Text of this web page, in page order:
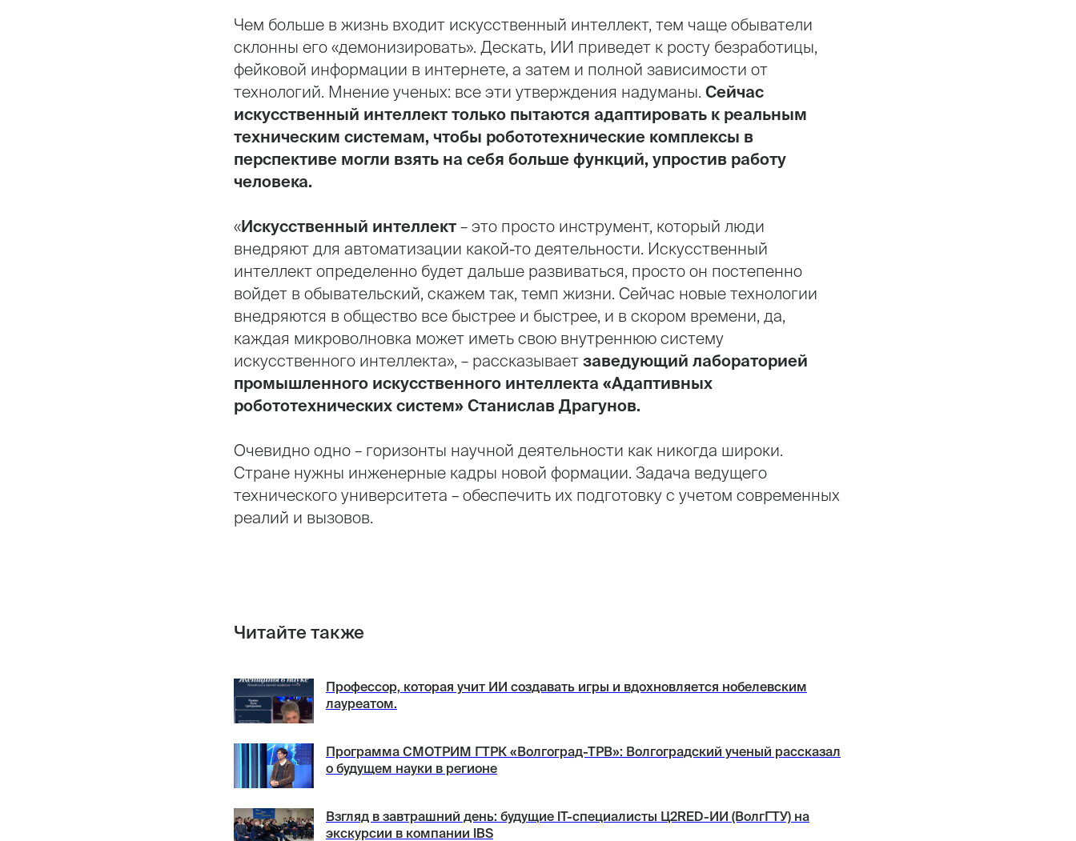
Чем больше в жизнь входит искусственный интеллект, тем чаще обыватели
склонны его «демонизировать». Дескать, ИИ приведет к росту безработицы,
фейковой информации в интернете, а затем и полной зависимости от
технологий. Мнение ученых: все эти утверждения надуманы. Сейчас
искусственный интеллект только пытаются адаптировать к реальным
техническим системам, чтобы робототехнические комплексы в
перспективе могли взять на себя больше функций, упростив работу
человека.
«Искусственный интеллект – это просто инструмент, который люди
внедряют для автоматизации какой-то деятельности. Искусственный
интеллект определенно будет дальше развиваться, просто он постепенно
войдет в обывательский, скажем так, темп жизни. Сейчас новые технологии
внедряются в общество все быстрее и быстрее, и в скором времени, да,
каждая микроволновка может иметь свою внутреннюю систему
искусственного интеллекта», – рассказывает заведующий лабораторией
промышленного искусственного интеллекта «Адаптивных
робототехнических систем» Станислав Драгунов.
Очевидно одно – горизонты научной деятельности как никогда широки.
Стране нужны инженерные кадры новой формации. Задача ведущего
технического университета – обеспечить их подготовку с учетом современных
реалий и вызовов.
Читайте также
Профессор, которая учит ИИ создавать игры и вдохновляется нобелевским
лауреатом.
Программа СМОТРИМ ГТРК «Волгоград-ТРВ»: Волгоградский ученый рассказал
о будущем науки в регионе
Взгляд в завтрашний день: будущие IT-специалисты Ц2RED-ИИ (ВолгГТУ) на
экскурсии в компании IBS